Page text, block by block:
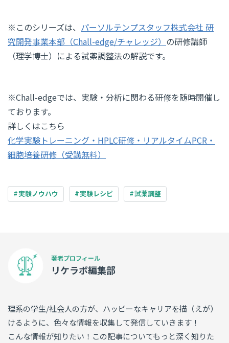
※このシリーズは、 パーソルテンプスタッフ株式会社 研
究開発事業本部（Chall-edge/チャレッジ） の研修講師
（理学博士）による試薬調整法の解説です。
※Chall-edgeでは、実験・分析に関わる研修を随時開催し
ております。
詳しくはこちら
化学実験トレーニング・HPLC研修・リアルタイムPCR・
細胞培養研修（受講無料）
実験ノウハウ 実験レシピ 試薬調整
リケラボ編集部
理系の学生/社会人の方が、ハッピーなキャリアを描（えが）
けるように、色々な情報を収集して発信していきます！
こんな情報が知りたい！この記事についてもっと深く知りた